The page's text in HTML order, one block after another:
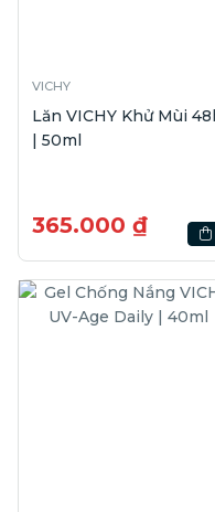
VICHY
Lăn VICHY Khử Mùi
| 50ml
365.000 ₫